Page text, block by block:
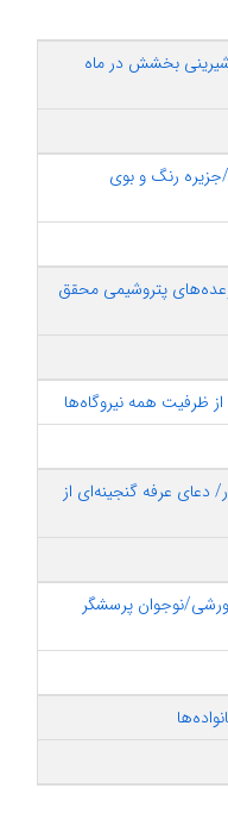
بخشش در ماه
جزیره رنگ و بوی
پتروشیمی محقق
ظرفیت همه نیروگاه‌ها
عرفه گنجینه‌ای از
نوجوان پرسشگر